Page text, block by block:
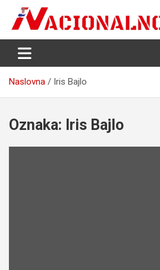
content
NacionalnoPlus.hr
Nacija želi znati više
Naslovna Iris Bajlo
Oznaka: Iris Bajlo